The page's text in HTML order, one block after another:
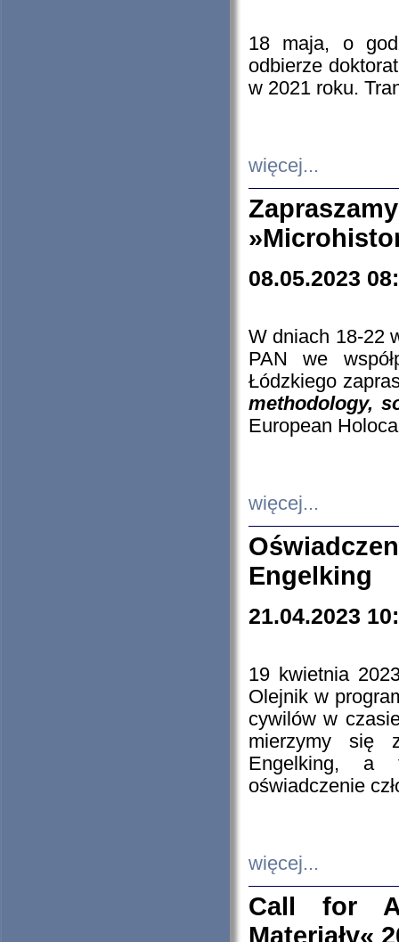
18 maja, o
odbierze
w 2021 roku.
więcej...
08.05.2023
W dniach 18-22
PAN we
Łódzkiego
methodology,
European
więcej...
Engelking
21.04.2023
19 kwietnia
Olejnik w
cywilów w
mierzymy się
Engelking, a
oświadczenie
więcej...
Call for
Materiały«